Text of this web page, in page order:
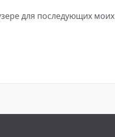
для последующих моих